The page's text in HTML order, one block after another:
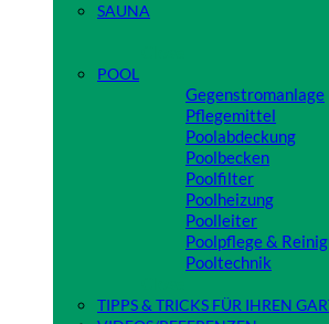
SAUNA
POOL
Gegenstromanlage
Pflegemittel
Poolabdeckung
Poolbecken
Poolfilter
Poolheizung
Poolleiter
Poolpflege &
Pooltechnik
TIPPS & TRICKS FÜR IHREN